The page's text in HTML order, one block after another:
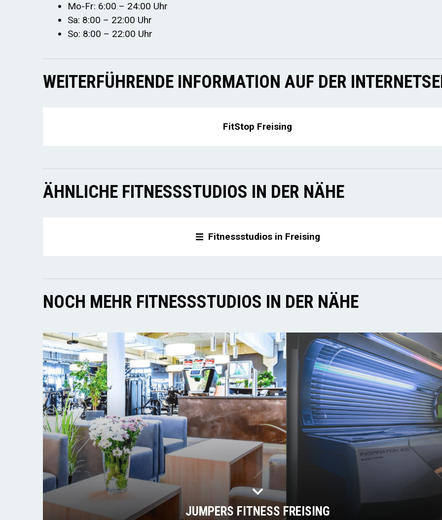
Mo-Fr: 6:00 – 24:00 Uhr
Sa: 8:00 – 22:00 Uhr
So: 8:00 – 22:00 Uhr
WEITERFÜHRENDE INFORMATION AUF DER
FitStop Freising
ÄHNLICHE FITNESSSTUDIOS IN DER NÄHE
Fitnessstudios in Freising
NOCH MEHR FITNESSSTUDIOS IN DER NÄHE
JUMPERS FITNESS FREISING